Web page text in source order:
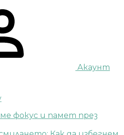
Акаунт
фокус и памет през